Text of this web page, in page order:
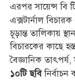
এরপর সায়েন্স বি
এক্সটার্নাল
চূড়ান্ত তালিকায়
বিচারকের কাছে
বৈজ্ঞানিক
১০টি ছবিনির্বাচন